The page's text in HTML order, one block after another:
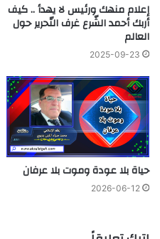
إعلام منهك ورئيس لا يهدأ .. كيف
أربك أحمد الشّرع غرف التّحرير حول
العالم
2025-09-23
حياة بلا عودة وموت بلا عرفان
2026-06-12